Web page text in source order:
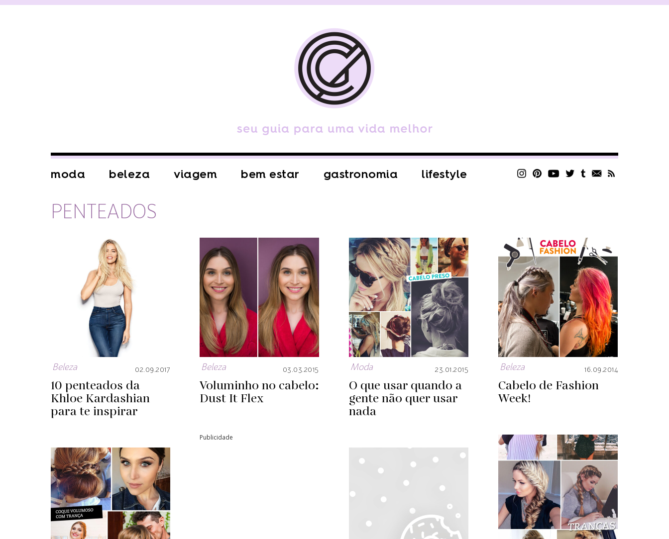
moda beleza viagem bem estar gastronomia lifestyle
PENTEADOS
Beleza 02.09.2017
10 penteados da
Khloe Kardashian
para te inspirar
Beleza 03.03.2015
Voluminho no cabelo:
Dust It Flex
Moda 23.01.2015
O que usar quando a
gente não quer usar
nada
Beleza 16.09.2014
Cabelo de Fashion
Week!
Publicidade